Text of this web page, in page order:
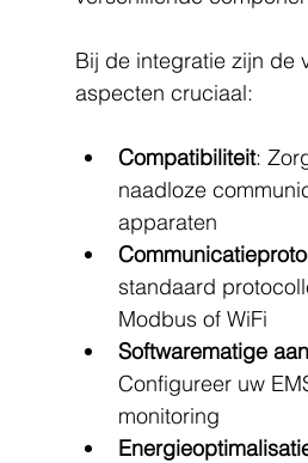
Bij de integratie zijn de
aspecten cruciaal:
Compatibiliteit:
naadloze
apparaten
standaard
Modbus of WiFi
Softwarematige
Configureer uw
monitoring